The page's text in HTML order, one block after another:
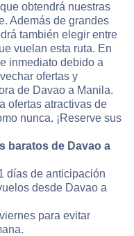
obtendrá nuestras
Además de grandes
también elegir entre
vuelan esta ruta. En
inmediato debido a
ofertas y
de Davao a Manila.
ofertas atractivas de
nunca. ¡Reserve sus
baratos de Davao a
días de anticipación
desde Davao a
para evitar